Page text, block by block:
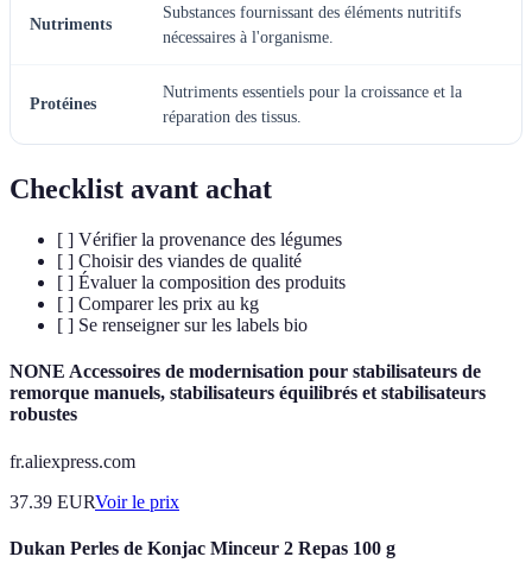
Nutriments
Substances fournissant des éléments nutritifs
nécessaires à l'organisme.
Protéines
Nutriments essentiels pour la croissance et la
réparation des tissus.
Checklist avant achat
[ ] Vérifier la provenance des légumes
[ ] Choisir des viandes de qualité
[ ] Évaluer la composition des produits
[ ] Comparer les prix au kg
[ ] Se renseigner sur les labels bio
NONE Accessoires de modernisation pour stabilisateurs de
remorque manuels, stabilisateurs équilibrés et stabilisateurs
robustes
fr.aliexpress.com
37.39 EURVoir le prix
Dukan Perles de Konjac Minceur 2 Repas 100 g